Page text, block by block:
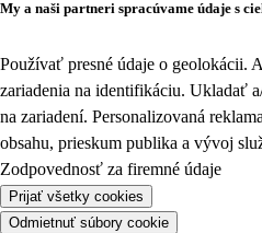
My a naši partneri spracúvame údaje s
Používať presné údaje o geolokácii.
zariadenia na identifikáciu. Ukladať
na zariadení. Personalizovaná
obsahu, prieskum publika a vývoj
Zodpovednosť za firemné údaje
Prijať všetky cookies
Odmietnuť súbory cookie